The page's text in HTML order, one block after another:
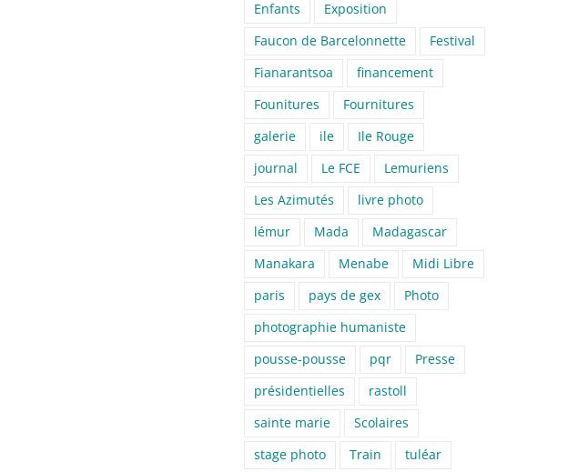
Enfants
Exposition
Faucon de Barcelonnette
Festival
Fianarantsoa
financement
Founitures
Fournitures
galerie
ile
Ile Rouge
journal
Le FCE
Lemuriens
Les Azimutés
livre photo
lémur
Mada
Madagascar
Manakara
Menabe
Midi Libre
paris
pays de gex
Photo
photographie humaniste
pousse-pousse
pqr
Presse
présidentielles
rastoll
sainte marie
Scolaires
stage photo
Train tuléar